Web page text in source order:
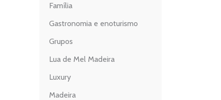
Família
Gastronomia e enoturismo
Grupos
Lua de Mel Madeira
Luxury
Madeira